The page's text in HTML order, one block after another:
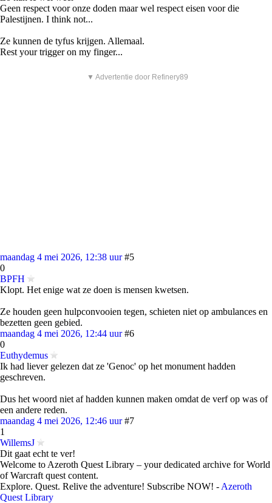
Geen respect voor onze doden maar wel respect eisen voor die
Palestijnen. I think not...
Ze kunnen de tyfus krijgen. Allemaal.
Rest your trigger on my finger...
▼ Advertentie door Refinery89
maandag 4 mei 2026, 12:38 uur #5
0
BPFH
Klopt. Het enige wat ze doen is mensen kwetsen.
Ze houden geen hulpconvooien tegen, schieten niet op ambulances en
bezetten geen gebied.
maandag 4 mei 2026, 12:44 uur #6
0
Euthydemus
Ik had liever gelezen dat ze 'Genoc' op het monument hadden
geschreven.
Dus het woord niet af hadden kunnen maken omdat de verf op was of
een andere reden.
maandag 4 mei 2026, 12:46 uur #7
1
WillemsJ
Dit gaat echt te ver!
Welcome to Azeroth Quest Library – your dedicated archive for World
of Warcraft quest content.
Explore. Quest. Relive the adventure! Subscribe NOW! - Azeroth
Quest Library